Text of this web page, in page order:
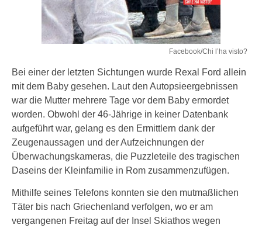
Facebook/Chi l’ha visto?
Bei einer der letzten Sichtungen wurde Rexal Ford allein
mit dem Baby gesehen. Laut den Autopsieergebnissen
war die Mutter mehrere Tage vor dem Baby ermordet
worden. Obwohl der 46-Jährige in keiner Datenbank
aufgeführt war, gelang es den Ermittlern dank der
Zeugenaussagen und der Aufzeichnungen der
Überwachungskameras, die Puzzleteile des tragischen
Daseins der Kleinfamilie in Rom zusammenzufügen.
Mithilfe seines Telefons konnten sie den mutmaßlichen
Täter bis nach Griechenland verfolgen, wo er am
vergangenen Freitag auf der Insel Skiathos wegen